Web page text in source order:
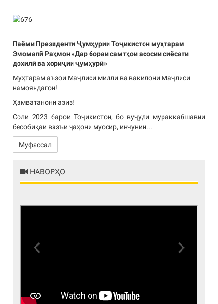
Паёми Президенти Ҷумҳурии Тоҷикистон муҳтарам
Эмомалӣ Раҳмон «Дар бораи самтҳои асосии сиёсати
дохилӣ ва хориҷии ҷумҳурӣ»
Муҳтарам аъзои Маҷлиси миллӣ ва вакилони Маҷлиси
намояндагон!
Ҳамватанони азиз!
Соли 2023 барои Тоҷикистон, бо вуҷуди мураккабшавии
бесобиқаи вазъи ҷаҳони муосир, инчунин...
Муфассал
НАВОРҲО